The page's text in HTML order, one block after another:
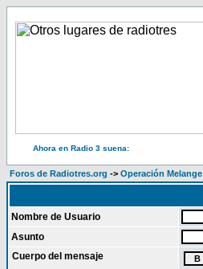
Ahora en Radio 3 suena:
Foros de Radiotres.org -> Operación Melange
Nombre de Usuario
Asunto
Cuerpo del mensaje